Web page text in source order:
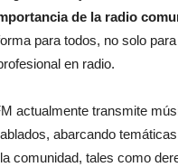
de la radio
para todos, no solo
en radio.
actualmente transmite
abarcando
comunidad, tales como